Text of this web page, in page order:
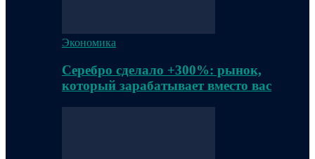
Экономика
Серебро сделало +300%: рынок,
который зарабатывает вместо вас